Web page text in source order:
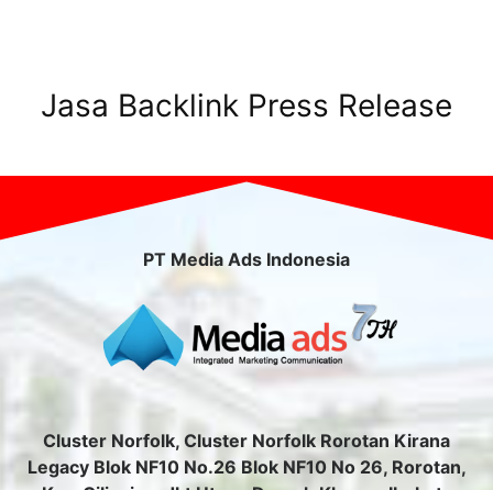
Jasa Backlink Press Release
PT Media Ads Indonesia
Cluster Norfolk, Cluster Norfolk Rorotan Kirana
Legacy Blok NF10 No.26 Blok NF10 No 26, Rorotan,